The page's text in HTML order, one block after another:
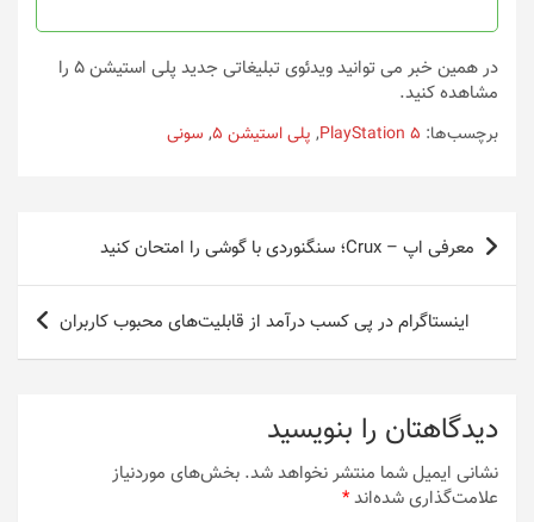
محصول
انتخاب
شوند
محصول
انتخاب
شوند
در همین خبر می توانید ویدئوی تبلیغاتی جدید پلی استیشن 5 را
مشاهده کنید.
برچسب‌ها: PlayStation 5
, پلی استیشن 5 , سونی
راهبری
نوشته
معرفی اپ – Crux؛ سنگنوردی با گوشی را امتحان کنید
اینستاگرام در پی کسب درآمد از قابلیت‌های محبوب کاربران
دیدگاهتان را بنویسید
نشانی ایمیل شما منتشر نخواهد شد. بخش‌های موردنیاز
علامت‌گذاری شده‌اند*